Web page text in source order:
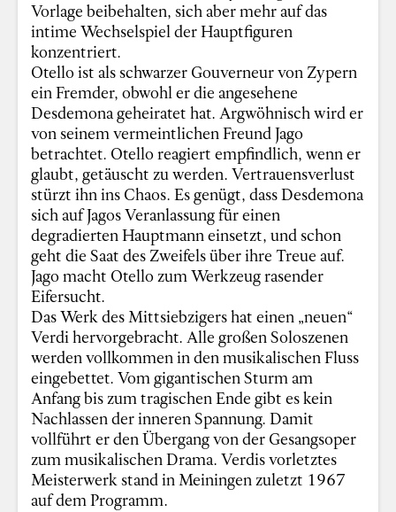
Vorlage beibehalten, sich aber mehr auf das
intime Wechselspiel der Hauptfiguren
konzentriert.
Otello ist als schwarzer Gouverneur von Zypern
ein Fremder, obwohl er die angesehene
Desdemona geheiratet hat. Argwöhnisch wird er
von seinem vermeintlichen Freund Jago
betrachtet. Otello reagiert empfindlich, wenn er
glaubt, getäuscht zu werden. Vertrauensverlust
stürzt ihn ins Chaos. Es genügt, dass Desdemona
sich auf Jagos Veranlassung für einen
degradierten Hauptmann einsetzt, und schon
geht die Saat des Zweifels über ihre Treue auf.
Jago macht Otello zum Werkzeug rasender
Eifersucht.
Das Werk des Mittsiebzigers hat einen „neuen“
Verdi hervorgebracht. Alle großen Soloszenen
werden vollkommen in den musikalischen Fluss
eingebettet. Vom gigantischen Sturm am
Anfang bis zum tragischen Ende gibt es kein
Nachlassen der inneren Spannung. Damit
vollführt er den Übergang von der Gesangsoper
zum musikalischen Drama. Verdis vorletztes
Meisterwerk stand in Meiningen zuletzt 1967
auf dem Programm.